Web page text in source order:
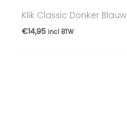
Klik Classic Donker Blauw
€14,95 incl BTW